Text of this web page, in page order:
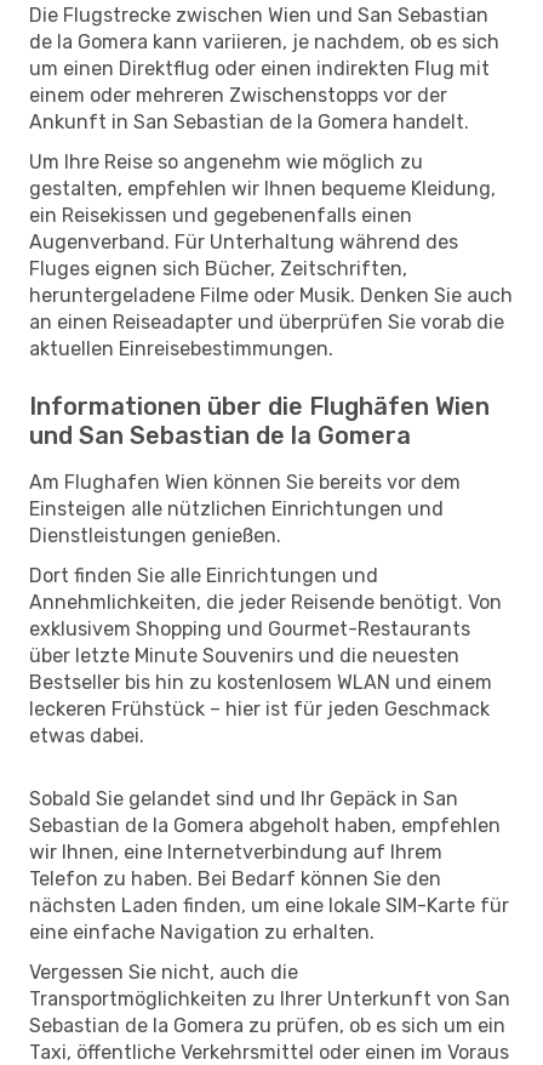
Die Flugstrecke zwischen Wien und San Sebastian
de la Gomera kann variieren, je nachdem, ob es sich
um einen Direktflug oder einen indirekten Flug mit
einem oder mehreren Zwischenstopps vor der
Ankunft in San Sebastian de la Gomera handelt.
Um Ihre Reise so angenehm wie möglich zu
gestalten, empfehlen wir Ihnen bequeme Kleidung,
ein Reisekissen und gegebenenfalls einen
Augenverband. Für Unterhaltung während des
Fluges eignen sich Bücher, Zeitschriften,
heruntergeladene Filme oder Musik. Denken Sie auch
an einen Reiseadapter und überprüfen Sie vorab die
aktuellen Einreisebestimmungen.
Informationen über die Flughäfen Wien
und San Sebastian de la Gomera
Am Flughafen Wien können Sie bereits vor dem
Einsteigen alle nützlichen Einrichtungen und
Dienstleistungen genießen.
Dort finden Sie alle Einrichtungen und
Annehmlichkeiten, die jeder Reisende benötigt. Von
exklusivem Shopping und Gourmet-Restaurants
über letzte Minute Souvenirs und die neuesten
Bestseller bis hin zu kostenlosem WLAN und einem
leckeren Frühstück – hier ist für jeden Geschmack
etwas dabei.
Sobald Sie gelandet sind und Ihr Gepäck in San
Sebastian de la Gomera abgeholt haben, empfehlen
wir Ihnen, eine Internetverbindung auf Ihrem
Telefon zu haben. Bei Bedarf können Sie den
nächsten Laden finden, um eine lokale SIM-Karte für
eine einfache Navigation zu erhalten.
Vergessen Sie nicht, auch die
Transportmöglichkeiten zu Ihrer Unterkunft von San
Sebastian de la Gomera zu prüfen, ob es sich um ein
Taxi, öffentliche Verkehrsmittel oder einen im Voraus